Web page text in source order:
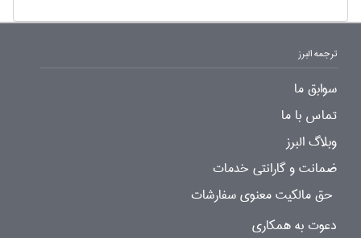
ترجمه البرز
سوابق ما
تماس با ما
وبلاگ البرز
ضمانت و گارانتی خدمات
حق مالکیت معنوی سفارشات
دعوت به همکاری